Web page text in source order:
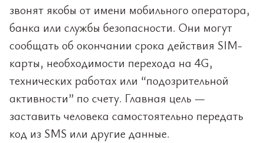
звонят якобы от имени мобильного оператора,
банка или службы безопасности. Они могут
сообщать об окончании срока действия SIM-
карты, необходимости перехода на 4G,
технических работах или “подозрительной
активности” по счету. Главная цель —
заставить человека самостоятельно передать
код из SMS или другие данные.